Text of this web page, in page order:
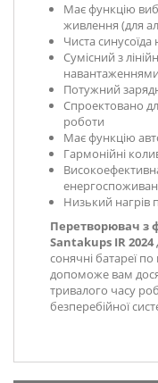
Має функцію
живлення (для
Чиста синусоїда
Сумісний з
навантаженнями
Потужний
Спроектовано
роботи
Має функцію
Гармонійні
Низький нагрів
Перетворювач з
Santakups IR 2024
сонячні батареї
допоможе вам
тривалого часу
безперебійної